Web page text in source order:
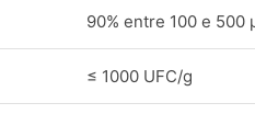
90% entre 100 e 500
≤ 1000 UFC/g